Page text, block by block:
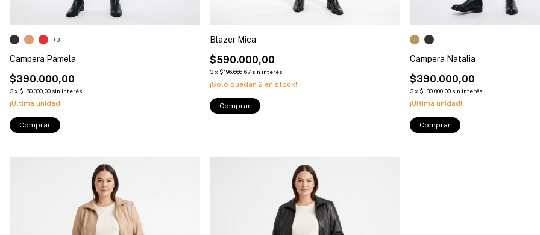
Campera Pamela
$390.000,00
3x $130.000,00 sin interés
¡Última unidad!
+3
Comprar
Blazer Mica
$590.000,00
3x $196.666,67 sin interés
¡Solo quedan 2 en stock!
Comprar
Campera Natalia
$390.000,00
3x $130.000,00 sin interés
¡Última unidad!
Comprar